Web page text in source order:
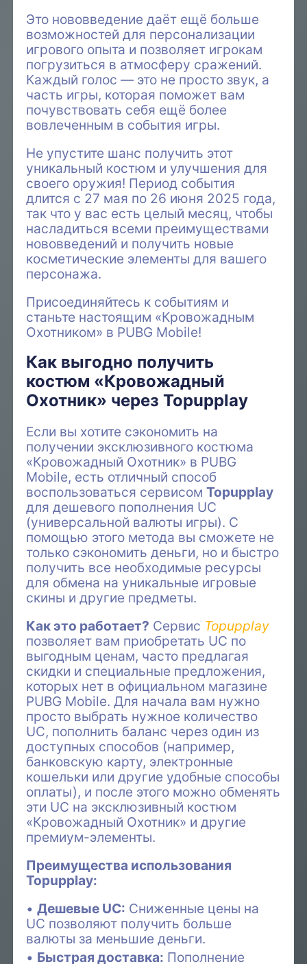
Это нововведение даёт ещё больше
возможностей для персонализации
игрового опыта и позволяет игрокам
погрузиться в атмосферу сражений.
Каждый голос — это не просто звук, а
часть игры, которая поможет вам
почувствовать себя ещё более
вовлеченным в события игры.
Не упустите шанс получить этот
уникальный костюм и улучшения для
своего оружия! Период события
длится с 27 мая по 26 июня 2025 года,
так что у вас есть целый месяц, чтобы
насладиться всеми преимуществами
нововведений и получить новые
косметические элементы для вашего
персонажа.
Присоединяйтесь к событиям и
станьте настоящим «Кровожадным
Охотником» в PUBG Mobile!
Как выгодно получить
костюм «Кровожадный
Охотник» через Topupplay
Если вы хотите сэкономить на
получении эксклюзивного костюма
«Кровожадный Охотник» в PUBG
Mobile, есть отличный способ
воспользоваться сервисомTopupplay
для дешевого пополнения UC
(универсальной валюты игры). С
помощью этого метода вы сможете не
только сэкономить деньги, но и быстро
получить все необходимые ресурсы
для обмена на уникальные игровые
скины и другие предметы.
Как это работает? Сервис Topupplay
позволяет вам приобретать UC по
выгодным ценам, часто предлагая
скидки и специальные предложения,
которых нет в официальном магазине
PUBG Mobile. Для начала вам нужно
просто выбрать нужное количество
UC, пополнить баланс через один из
доступных способов (например,
банковскую карту, электронные
кошельки или другие удобные способы
оплаты), и после этого можно обменять
эти UC на эксклюзивный костюм
«Кровожадный Охотник» и другие
премиум-элементы.
Преимущества использования
Topupplay:
Дешевые UC: Сниженные цены на
UC позволяют получить больше
валюты за меньшие деньги.
Быстрая доставка: Пополнение